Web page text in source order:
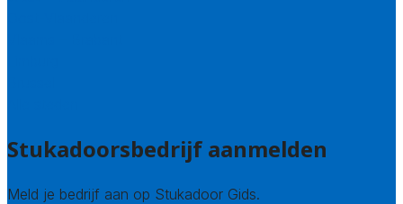
Stukadoorsbedrijf aanmelden
Meld je bedrijf aan op Stukadoor Gids.